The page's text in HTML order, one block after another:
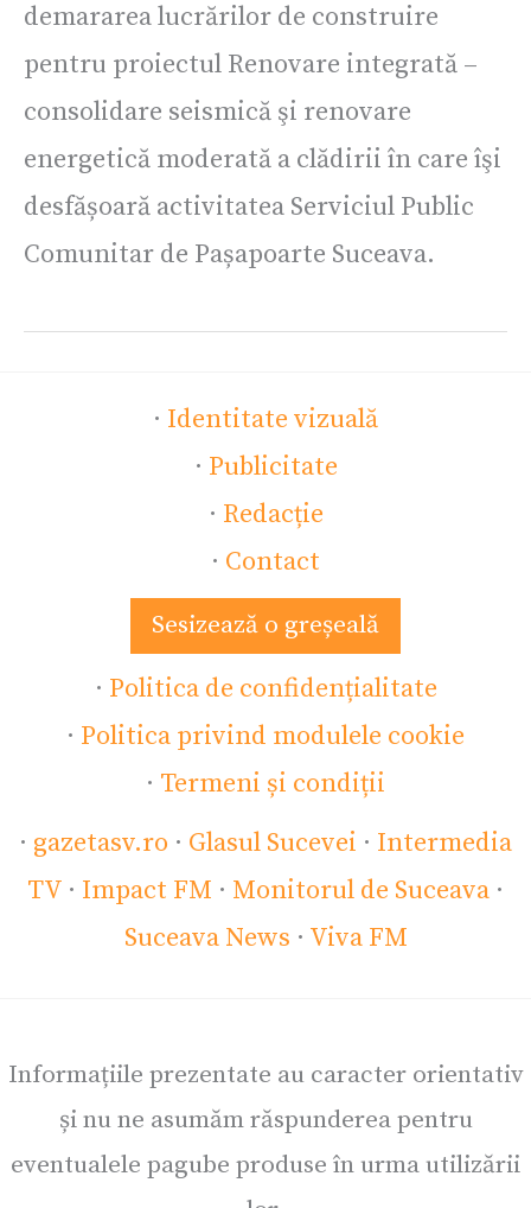
demararea lucrărilor de construire
pentru proiectul Renovare integrată –
consolidare seismică şi renovare
energetică moderată a clădirii în care îşi
desfășoară activitatea Serviciul Public
Comunitar de Pașapoarte Suceava.
· Identitate vizuală
· Publicitate
· Redacție
· Contact
Sesizează o greșeală
· Politica de confidențialitate
· Politica privind modulele cookie
· Termeni și condiții
· gazetasv.ro · Glasul Sucevei · Intermedia
TV · Impact FM · Monitorul de Suceava ·
Suceava News · Viva FM
Informațiile prezentate au caracter orientativ
și nu ne asumăm răspunderea pentru
eventualele pagube produse în urma utilizării